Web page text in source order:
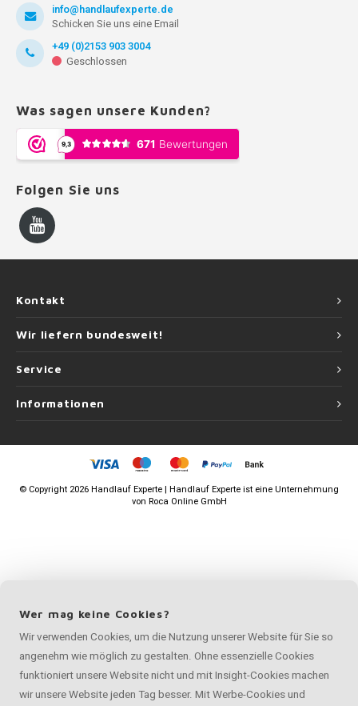
info@handlaufexperte.de
Schicken Sie uns eine Email
+49 (0)2153 903 3004
Geschlossen
Was sagen unsere Kunden?
Folgen Sie uns
Kontakt
Wir liefern bundesweit!
Service
Informationen
© Copyright 2026 Handlauf Experte | Handlauf Experte ist eine Unternehmung
von Roca Online GmbH
Wer mag keine Cookies?
Wir verwenden Cookies, um die Nutzung unserer Website für Sie so
angenehm wie möglich zu gestalten. Ohne essenzielle Cookies
funktioniert unsere Website nicht und mit Insight-Cookies machen
wir unsere Website jeden Tag besser. Mit Werbe-Cookies und